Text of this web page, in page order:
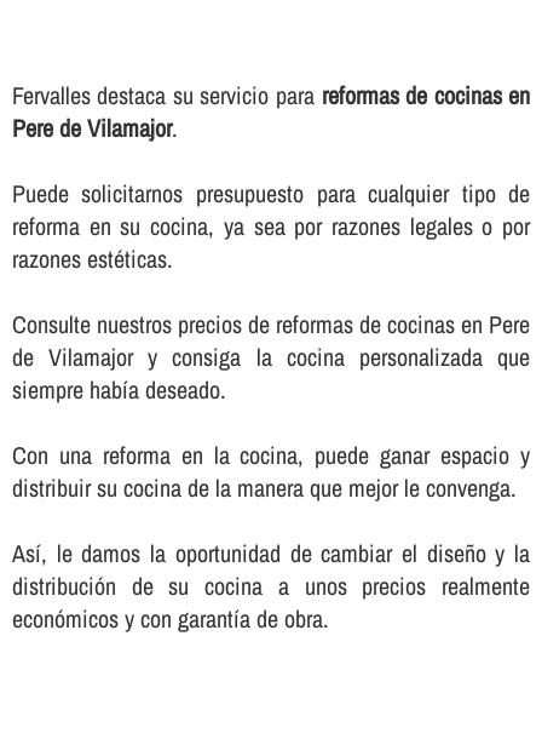
Fervalles destaca su servicio para reformas de cocinas en
Pere de Vilamajor.
Puede solicitarnos presupuesto para cualquier tipo de
reforma en su cocina, ya sea por razones legales o por
razones estéticas.
Consulte nuestros precios de reformas de cocinas en Pere
de Vilamajor y consiga la cocina personalizada que
siempre habí­a deseado.
Con una reforma en la cocina, puede ganar espacio y
distribuir su cocina de la manera que mejor le convenga.
Así­, le damos la oportunidad de cambiar el diseño y la
distribución de su cocina a unos precios realmente
económicos y con garantí­a de obra.